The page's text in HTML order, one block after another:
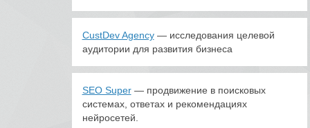
CustDev Agency— исследования целевой
аудитории для развития бизнеса
SEO Super— продвижение в поисковых
системах, ответах и рекомендациях
нейросетей.